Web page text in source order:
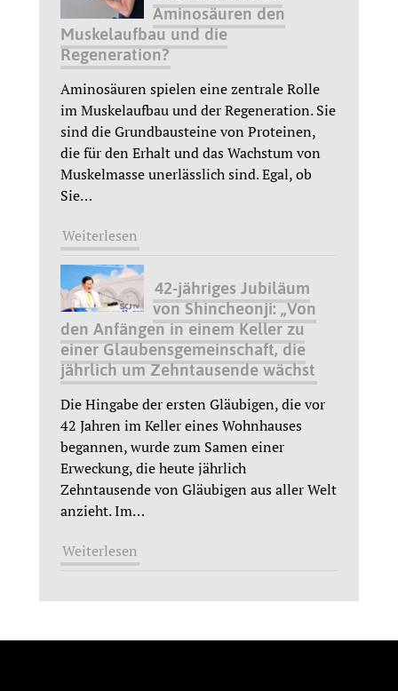
Aminosäuren den
Muskelaufbau und die
Regeneration?
Aminosäuren spielen eine zentrale Rolle
im Muskelaufbau und der Regeneration. Sie
sind die Grundbausteine von Proteinen,
die für den Erhalt und das Wachstum von
Muskelmasse unerlässlich sind. Egal, ob
Sie…
Weiterlesen
42-jähriges Jubiläum
von Shincheonji: „Von
den Anfängen in einem Keller zu
einer Glaubensgemeinschaft, die
jährlich um Zehntausende wächst
Die Hingabe der ersten Gläubigen, die vor
42 Jahren im Keller eines Wohnhauses
begannen, wurde zum Samen einer
Erweckung, die heute jährlich
Zehntausende von Gläubigen aus aller Welt
anzieht. Im…
Weiterlesen